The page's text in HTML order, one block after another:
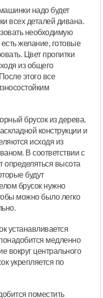
надо будет
всех деталей дивана.
необходимую
желание, готовые
Цвет пропитки
из общего
этого все
брусок из дерева.
конструкции и
исходя из
В соответствии с
определяться высота
будут
брусок нужно
можно было легко
устанавливается
медленно
вокруг центрального
укрепляется по
поместить